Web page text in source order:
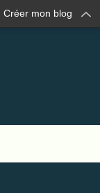
Créer mon blog